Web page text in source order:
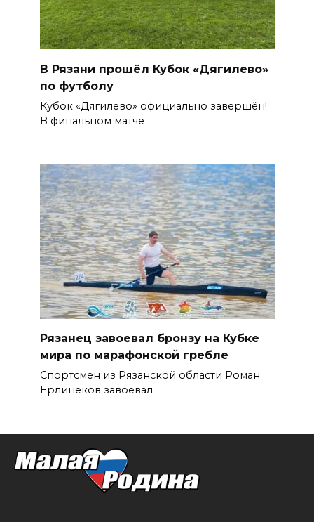
В Рязани прошёл Кубок «Дягилево»
по футболу
Кубок «Дягилево» официально завершён!
В финальном матче
Рязанец завоевал бронзу на Кубке
мира по марафонской гребле
Спортсмен из Рязанской области Роман
Ерлинеков завоевал